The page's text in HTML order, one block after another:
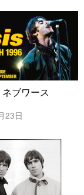
ブワース
23日